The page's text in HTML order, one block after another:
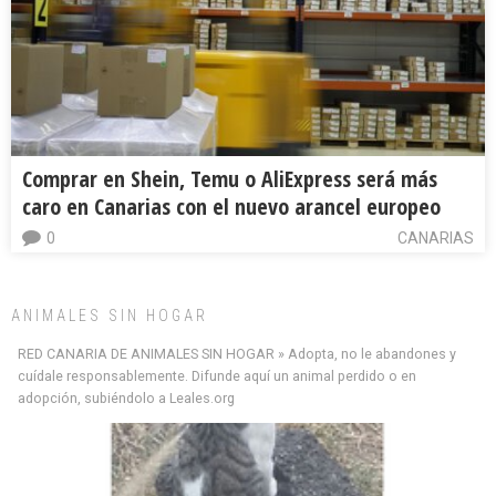
Comprar en Shein, Temu o AliExpress será más
caro en Canarias con el nuevo arancel europeo
CANARIAS
0
ANIMALES SIN HOGAR
RED CANARIA DE ANIMALES SIN HOGAR » Adopta, no le abandones y
cuídale responsablemente. Difunde aquí un animal perdido o en
adopción, subiéndolo a Leales.org